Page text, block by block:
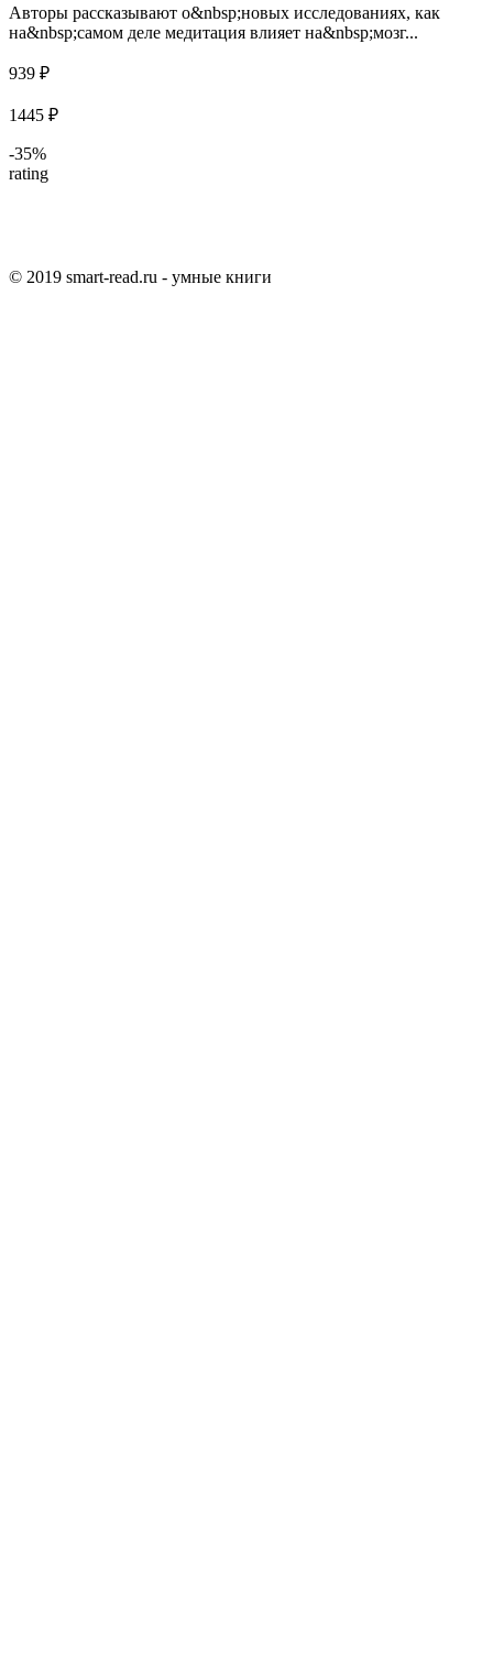
Авторы рассказывают о&nbsp;новых исследованиях, как
на&nbsp;самом деле медитация влияет на&nbsp;мозг...
939 ₽
1445 ₽
-35%
rating
© 2019 smart-read.ru - умные книги